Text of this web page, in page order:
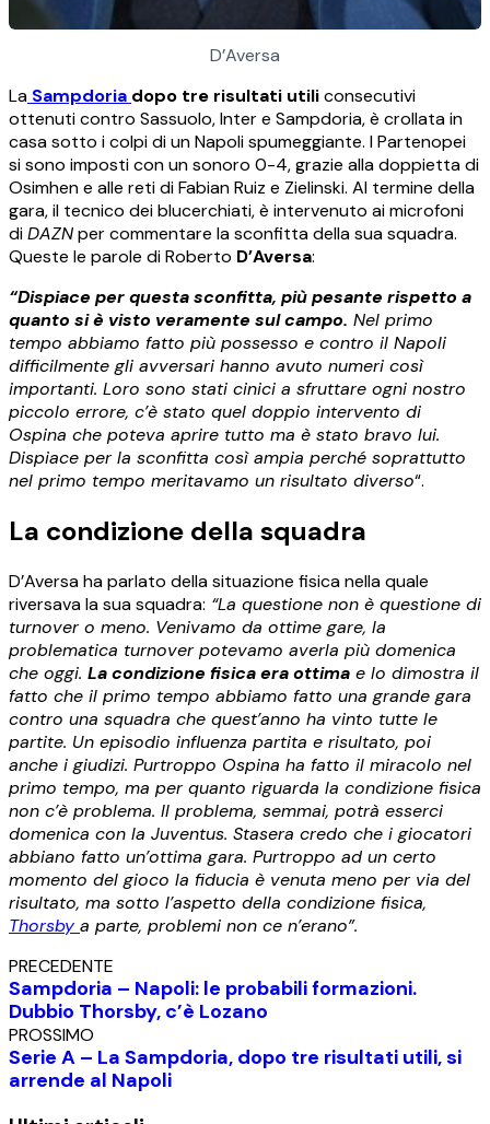
D’Aversa
La Sampdoria dopo tre risultati utiliconsecutivi
ottenuti contro Sassuolo, Inter e Sampdoria, è crollata in
casa sotto i colpi di un Napoli spumeggiante. I Partenopei
si sono imposti con un sonoro 0-4, grazie alla doppietta di
Osimhen e alle reti di Fabian Ruiz e Zielinski. Al termine della
gara, il tecnico dei blucerchiati, è intervenuto ai microfoni
diDAZNper commentare la sconfitta della sua squadra.
Queste le parole di Roberto D’Aversa:
“Dispiace per questa sconfitta, più pesante rispetto a
quanto si è visto veramente sul campo. Nel primo
tempo abbiamo fatto più possesso e contro il Napoli
difficilmente gli avversari hanno avuto numeri così
importanti. Loro sono stati cinici a sfruttare ogni nostro
piccolo errore, c’è stato quel doppio intervento di
Ospina che poteva aprire tutto ma è stato bravo lui.
Dispiace per la sconfitta così ampia perché soprattutto
nel primo tempo meritavamo un risultato diverso“.
La condizione della squadra
D’Aversa ha parlato della situazione fisica nella quale
riversava la sua squadra: “La questione non è questione di
turnover o meno. Venivamo da ottime gare, la
problematica turnover potevamo averla più domenica
che oggi. La condizione fisica era ottima e lo dimostra il
fatto che il primo tempo abbiamo fatto una grande gara
contro una squadra che quest’anno ha vinto tutte le
partite. Un episodio influenza partita e risultato, poi
anche i giudizi. Purtroppo Ospina ha fatto il miracolo nel
primo tempo, ma per quanto riguarda la condizione fisica
non c’è problema. Il problema, semmai, potrà esserci
domenica con la Juventus. Stasera credo che i giocatori
abbiano fatto un’ottima gara. Purtroppo ad un certo
momento del gioco la fiducia è venuta meno per via del
risultato, ma sotto l’aspetto della condizione fisica,
Thorsby a parte, problemi non ce n’erano”.
PRECEDENTE
Sampdoria – Napoli: le probabili formazioni.
Dubbio Thorsby, c’è Lozano
PROSSIMO
Serie A – La Sampdoria, dopo tre risultati utili, si
arrende al Napoli